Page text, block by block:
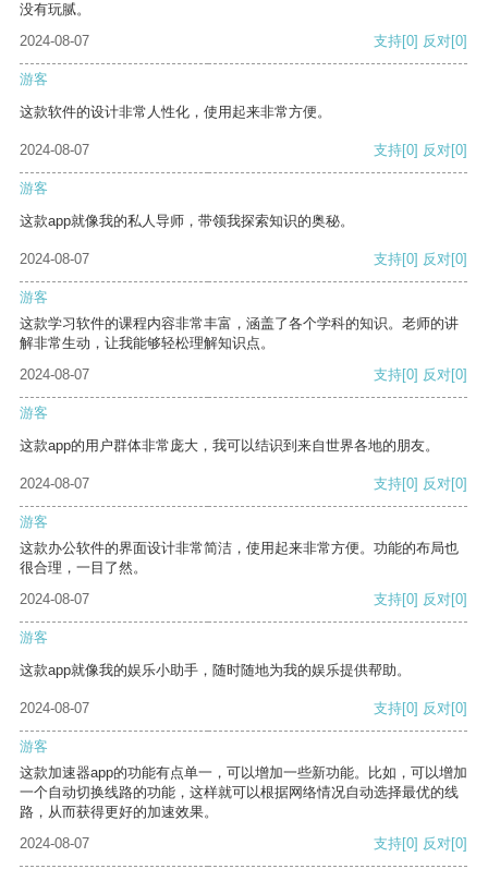
没有玩腻。
2024-08-07
支持[0] 反对[0]
游客
这款软件的设计非常人性化，使用起来非常方便。
2024-08-07 支持[0] 反对[0]
游客
这款app就像我的私人导师，带领我探索知识的奥秘。
2024-08-07 支持[0] 反对[0]
游客
这款学习软件的课程内容非常丰富，涵盖了各个学科的知识。老师的讲
解非常生动，让我能够轻松理解知识点。
2024-08-07
支持[0] 反对[0]
游客
这款app的用户群体非常庞大，我可以结识到来自世界各地的朋友。
2024-08-07 支持[0] 反对[0]
游客
这款办公软件的界面设计非常简洁，使用起来非常方便。功能的布局也
很合理，一目了然。
2024-08-07
支持[0] 反对[0]
游客
这款app就像我的娱乐小助手，随时随地为我的娱乐提供帮助。
2024-08-07 支持[0] 反对[0]
游客
这款加速器app的功能有点单一，可以增加一些新功能。比如，可以增加
一个自动切换线路的功能，这样就可以根据网络情况自动选择最优的线
路，从而获得更好的加速效果。
2024-08-07
支持[0] 反对[0]